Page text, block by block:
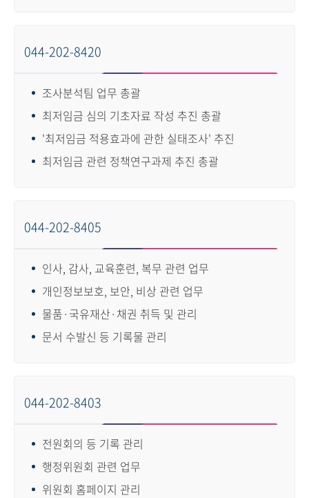
044-202-8420
조사분석팀 업무 총괄
최저임금 심의 기초자료 작성 추진 총괄
'최저임금 적용효과에 관한 실태조사' 추진
최저임금 관련 정책연구과제 추진 총괄
044-202-8405
인사, 감사, 교육훈련, 복무 관련 업무
개인정보보호, 보안, 비상 관련 업무
물품·국유재산·채권 취득 및 관리
문서 수발신 등 기록물 관리
044-202-8403
전원회의 등 기록 관리
행정위원회 관련 업무
위원회 홈페이지 관리